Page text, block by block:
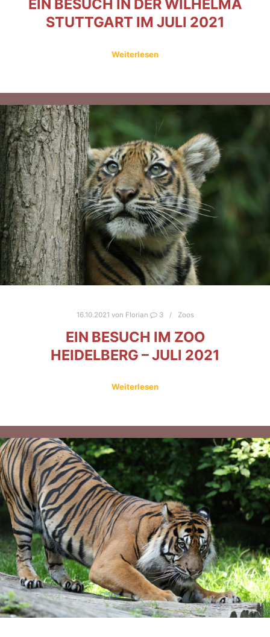
EIN BESUCH IN DER WILHELMA
STUTTGART IM JULI 2021
Weiterlesen
16.10.2021 von Florian 3 Zoos
EIN BESUCH IM ZOO
HEIDELBERG – JULI 2021
Weiterlesen